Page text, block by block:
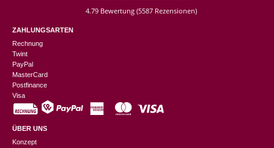
4.79 Bewertung (5587 Rezensionen)
ZAHLUNGSARTEN
Rechnung
Twint
PayPal
MasterCard
Postfinance
Visa
ÜBER UNS
Konzept